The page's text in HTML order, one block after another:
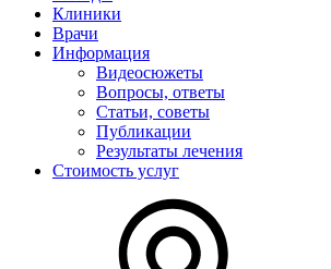
Клиники
Врачи
Информация
Видеосюжеты
Вопросы, ответы
Статьи, советы
Публикации
Результаты лечения
Стоимость услуг